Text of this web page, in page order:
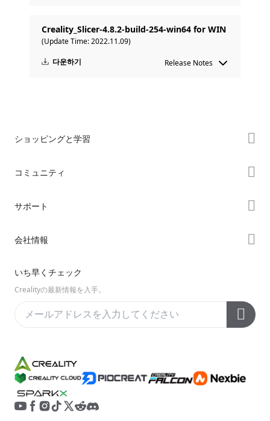
Creality_Slicer-4.8.2-build-254-win64 for WIN
(Update Time: 2022.11.09)
다운하기
Release Notes
ショッピングと学習
K2シリーズ
コミュニティ
Discord
サポート
ヘルプ
ビデオ
アフターサービス
会社情報
お問い合わせ
いち早くチェック
Crealityの最新情報を入手。